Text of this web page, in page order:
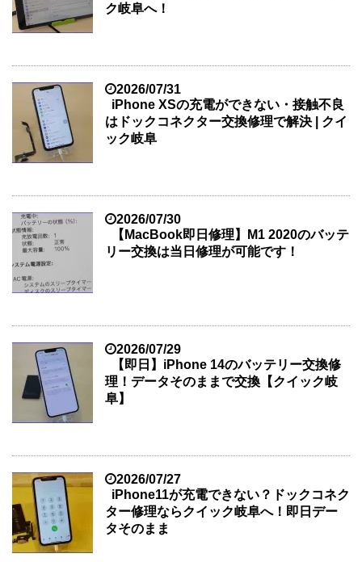
ク岐阜へ！
2026/07/31
iPhone XSの充電ができない・接触不良
はドックコネクター交換修理で解決 | クイ
ック岐阜
2026/07/30
【MacBook即日修理】M1 2020のバッテ
リー交換は当日修理が可能です！
2026/07/29
【即日】iPhone 14のバッテリー交換修
理！データそのままで交換【クイック岐
阜】
2026/07/27
iPhone11が充電できない？ドックコネク
ター修理ならクイック岐阜へ！即日デー
タそのまま